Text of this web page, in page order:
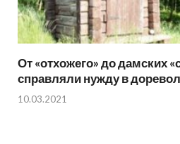
От «отхожего» до дамских
справляли нужду в
10.03.2021